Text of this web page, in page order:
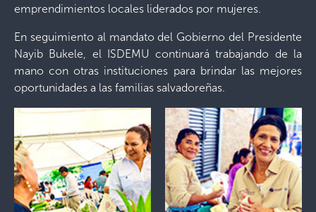
emprendimientos locales liderados por mujeres.
En seguimiento al mandato del Gobierno del Presidente
Nayib Bukele, el ISDEMU continuará trabajando de la
mano con otras instituciones para brindar las mejores
oportunidades a las familias salvadoreñas.